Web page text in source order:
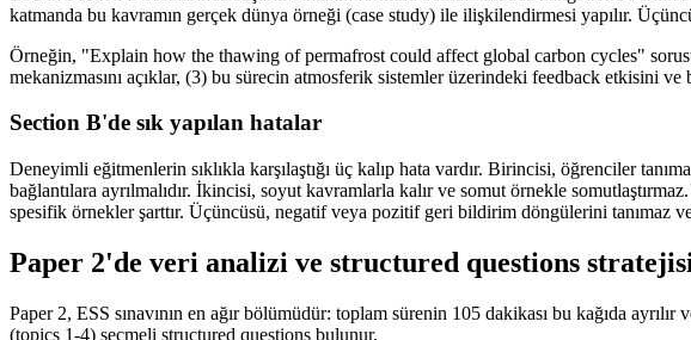
katmanda bu kavramın gerçek dünya örneği (case study) ile ilişkilendirmesi yapılır.
Örneğin, "Explain how the thawing of permafrost could affect global carbon cycles"
mekanizmasını açıklar, (3) bu sürecin atmosferik sistemler üzerindeki feedback etkisini
Section B'de sık yapılan hatalar
Deneyimli eğitmenlerin sıklıkla karşılaştığı üç kalıp hata vardır. Birincisi, öğrenciler
bağlantılara ayrılmalıdır. İkincisi, soyut kavramlarla kalır ve somut örnekle
spesifik örnekler şarttır. Üçüncüsü, negatif veya pozitif geri bildirim döngülerini tanımaz
Paper 2'de veri analizi ve structured questions
Paper 2, ESS sınavının en ağır bölümüdür: toplam sürenin 105 dakikası bu kağıda
(topics 1-4) seçmeli structured questions bulunur.